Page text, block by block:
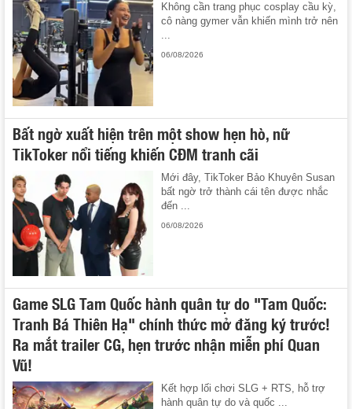
Không cần trang phục cosplay cầu kỳ,
cô nàng gymer vẫn khiến mình trở nên
...
06/08/2026
Bất ngờ xuất hiện trên một show hẹn hò, nữ
TikToker nổi tiếng khiến CĐM tranh cãi
Mới đây, TikToker Bảo Khuyên Susan
bất ngờ trở thành cái tên được nhắc
đến ...
06/08/2026
Game SLG Tam Quốc hành quân tự do "Tam Quốc:
Tranh Bá Thiên Hạ" chính thức mở đăng ký trước!
Ra mắt trailer CG, hẹn trước nhận miễn phí Quan
Vũ!
Kết hợp lối chơi SLG + RTS, hỗ trợ
hành quân tự do và quốc ...